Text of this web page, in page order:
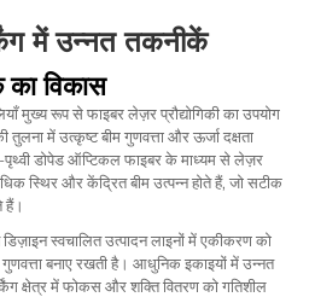
में उन्नत तकनीकें
विकास
मुख्य रूप से फाइबर लेज़र प्रौद्योगिकी का उपयोग
में उत्कृष्ट बीम गुणवत्ता और ऊर्जा दक्षता
पृथ्वी डोपेड ऑप्टिकल फाइबर के माध्यम से लेज़र
स्थिर और केंद्रित बीम उत्पन्न होते हैं, जो सटीक
हैं।
स्वचालित उत्पादन लाइनों में एकीकरण को
गुणवत्ता बनाए रखती है। आधुनिक इकाइयों में उन्नत
क्षेत्र में फोकस और शक्ति वितरण को गतिशील